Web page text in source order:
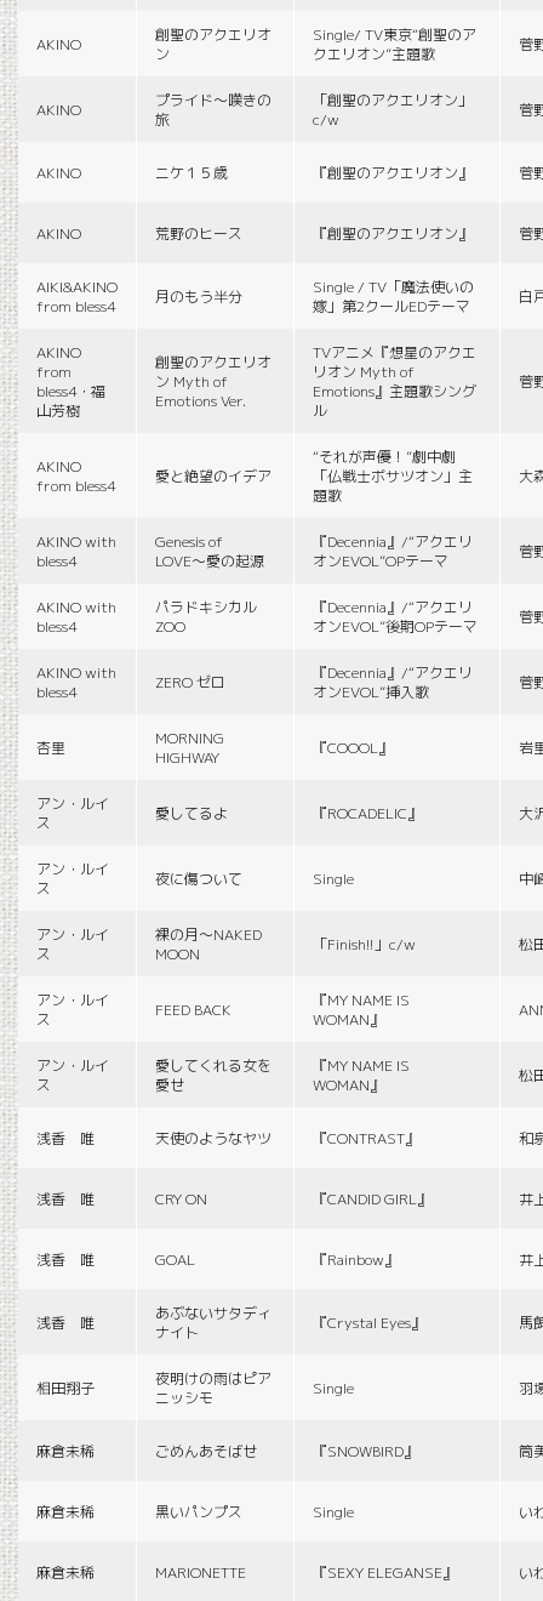
AKINO
創聖のアクエリオ
ン
Single/ TV東京“創聖のア
クエリオン”主題歌
菅
AKINO
プライド〜嘆きの
旅
「創聖のアクエリオン」
c/w
菅
AKINO ニケ１５歳 『創聖のアクエリオン』 菅
AKINO 荒野のヒース 『創聖のアクエリオン』 菅
AIKI&AKINO
from bless4
月のもう半分
Single / TV「魔法使いの
嫁」第2クールEDテーマ
白
AKINO
from
bless4・福
山芳樹
創聖のアクエリオ
ン Myth of
Emotions Ver.
TVアニメ『想星のアクエ
リオン Myth of
Emotions』主題歌シング
ル
菅
AKINO
from bless4
愛と絶望のイデア
“それが声優！”劇中劇
「仏戦士ボサツオン」主
題歌
大
AKINO with
bless4
Genesis of
LOVE〜愛の起源
『Decennia』/“アクエリ
オンEVOL”OPテーマ
菅
AKINO with
bless4
パラドキシカル
ZOO
『Decennia』/“アクエリ
オンEVOL”後期OPテーマ
菅
AKINO with
bless4
ZERO ゼロ
『Decennia』/“アクエリ
オンEVOL”挿入歌
菅
杏里
MORNING
HIGHWAY
『COOOL』 岩
アン・ルイ
ス
愛してるよ 『ROCADELIC』 大
アン・ルイ
ス
夜に傷ついて Single 中
アン・ルイ
ス
裸の月〜NAKED
MOON
「Finish!!」c/w 松
アン・ルイ
ス
FEED BACK
『MY NAME IS
WOMAN』
アン・ルイ
ス
愛してくれる女を
愛せ
『MY NAME IS
WOMAN』
松
浅香 唯 天使のようなヤツ 『CONTRAST』 和
浅香 唯 CRY ON 『CANDID GIRL』 井
浅香 唯 GOAL 『Rainbow』 井
浅香 唯
あぶないサタディ
ナイト
『Crystal Eyes』 馬
相田翔子
夜明けの雨はピア
ニッシモ
Single 羽
麻倉未稀 ごめんあそばせ 『SNOWBIRD』 筒
麻倉未稀 黒いパンプス Single い
麻倉未稀 MARIONETTE 『SEXY ELEGANSE』 い